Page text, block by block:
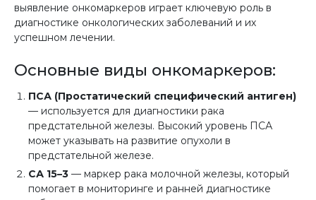
выявление онкомаркеров играет ключевую роль в
диагностике онкологических заболеваний и их
успешном лечении.
Основные виды онкомаркеров:
ПСА (Простатический специфический антиген)
— используется для диагностики рака
предстательной железы. Высокий уровень ПСА
может указывать на развитие опухоли в
предстательной железе.
СА 15–3 — маркер рака молочной железы, который
помогает в мониторинге и ранней диагностике